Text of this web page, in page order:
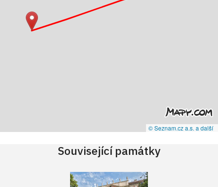
© Seznam.cz a.s. a další
Související památky